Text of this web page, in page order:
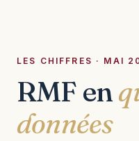
LES CHIFFRES · MAI
RMF en
données